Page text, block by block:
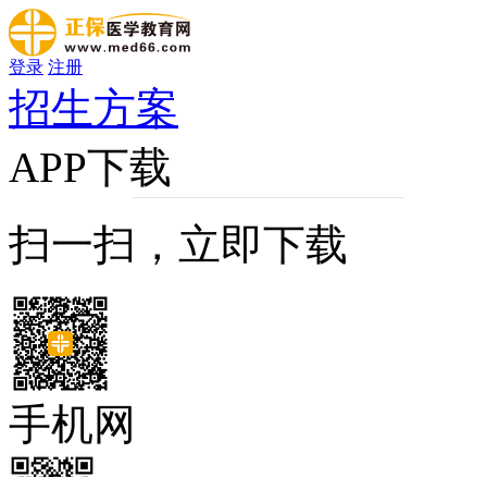
登录 注册
招生方案
APP下载
扫一扫，立即下载
手机网